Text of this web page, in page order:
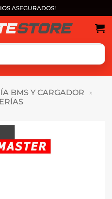
ASEGURADOS!
BMS Y CARGADOR
»